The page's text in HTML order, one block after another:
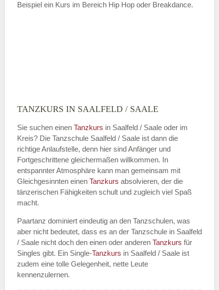
Beispiel ein Kurs im Bereich Hip Hop oder Breakdance.
TANZKURS IN SAALFELD / SAALE
Sie suchen einen Tanzkurs in Saalfeld / Saale oder im
Kreis? Die Tanzschule Saalfeld / Saale ist dann die
richtige Anlaufstelle, denn hier sind Anfänger und
Fortgeschrittene gleichermaßen willkommen. In
entspannter Atmosphäre kann man gemeinsam mit
Gleichgesinnten einen Tanzkurs absolvieren, der die
tänzerischen Fähigkeiten schult und zugleich viel Spaß
macht.
Paartanz dominiert eindeutig an den Tanzschulen, was
aber nicht bedeutet, dass es an der Tanzschule in Saalfeld
/ Saale nicht doch den einen oder anderen Tanzkurs für
Singles gibt. Ein Single-Tanzkurs in Saalfeld / Saale ist
zudem eine tolle Gelegenheit, nette Leute
kennenzulernen.